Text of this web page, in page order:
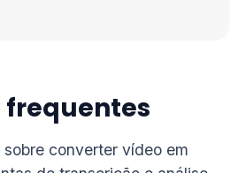
frequentes
converter vídeo em